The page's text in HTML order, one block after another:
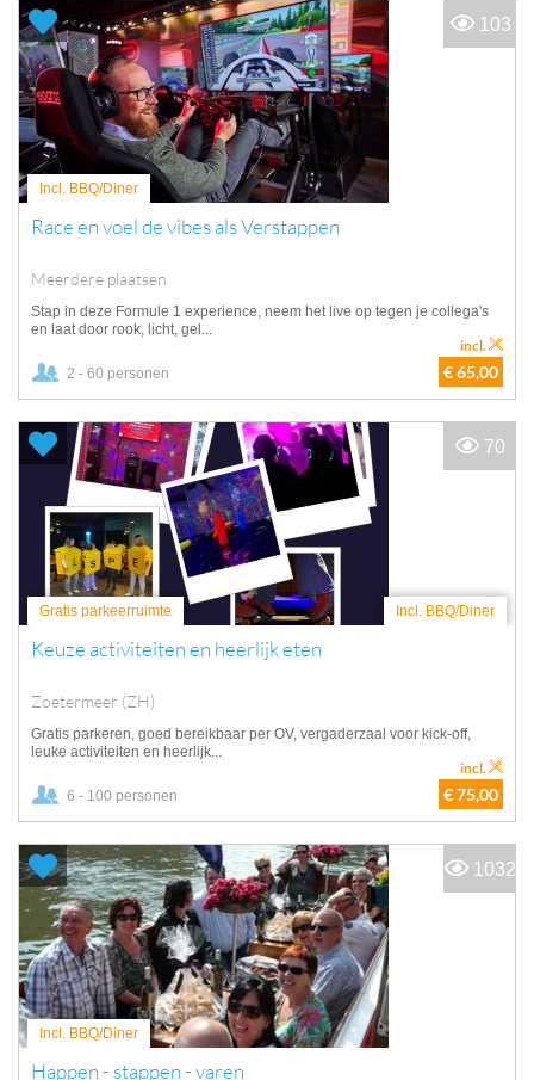
Incl. BBQ/Diner
Race en voel de vibes als Verstappen
Meerdere plaatsen
Stap in deze Formule 1 experience, neem het live op tegen je collega's
en laat door rook, licht, gel...
2 - 60 personen € 65,00
incl.
103
Gratis parkeerruimte Incl. BBQ/Diner
Keuze activiteiten en heerlijk eten
Zoetermeer (ZH)
Gratis parkeren, goed bereikbaar per OV, vergaderzaal voor kick-off,
leuke activiteiten en heerlijk...
6 - 100 personen € 75,00
incl.
70
Incl. BBQ/Diner
Happen - stappen - varen
1032